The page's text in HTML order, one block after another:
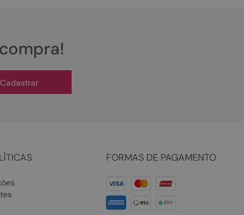
Cadastrar
FORMAS DE PAGAMENTO